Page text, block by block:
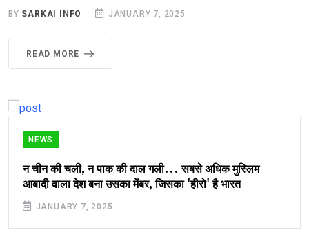
BY SARKAI INFO JANUARY 7, 2025
READ MORE
NEWS
न चीन की चली, न पाक की दाल गली... सबसे अधिक मुस्लिम
आबादी वाला देश बना उसका मेंबर, जिसका 'हीरो' है भारत
JANUARY 7, 2025